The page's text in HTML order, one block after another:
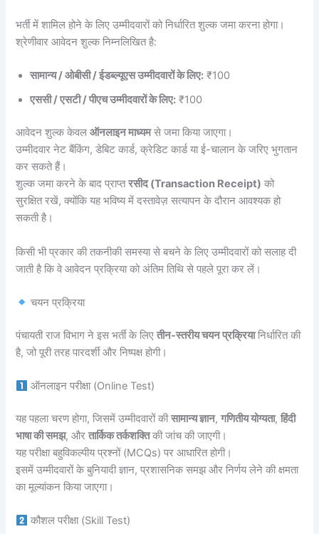
भर्ती में शामिल होने के लिए उम्मीदवारों को निर्धारित शुल्क जमा करना होगा।
श्रेणीवार आवेदन शुल्क निम्नलिखित है:
सामान्य / ओबीसी / ईडब्ल्यूएस उम्मीदवारों के लिए: ₹100
एससी / एसटी / पीएच उम्मीदवारों के लिए: ₹100
आवेदन शुल्क केवलऑनलाइन माध्यमसे जमा किया जाएगा।
उम्मीदवार नेट बैंकिंग, डेबिट कार्ड, क्रेडिट कार्ड या ई-चालान के जरिए भुगतान
कर सकते हैं।
शुल्क जमा करने के बाद प्राप्तरसीद (Transaction Receipt) को
सुरक्षित रखें, क्योंकि यह भविष्य में दस्तावेज़ सत्यापन के दौरान आवश्यक हो
सकती है।
किसी भी प्रकार की तकनीकी समस्या से बचने के लिए उम्मीदवारों को सलाह दी
जाती है कि वे आवेदन प्रक्रिया को अंतिम तिथि से पहले पूरा कर लें।
चयन प्रक्रिया
पंचायती राज विभाग ने इस भर्ती के लिएतीन-स्तरीय चयन प्रक्रियानिर्धारित की
है, जो पूरी तरह पारदर्शी और निष्पक्ष होगी।
ऑनलाइन परीक्षा (Online Test)
यह पहला चरण होगा, जिसमें उम्मीदवारों कीसामान्य ज्ञान,गणितीय योग्यता,हिंदी
भाषा की समझ, औरतार्किक तर्कशक्तिकी जांच की जाएगी।
यह परीक्षा बहुविकल्पीय प्रश्नों (MCQs) पर आधारित होगी।
इसमें उम्मीदवारों के बुनियादी ज्ञान, प्रशासनिक समझ और निर्णय लेने की क्षमता
का मूल्यांकन किया जाएगा।
कौशल परीक्षा (Skill Test)